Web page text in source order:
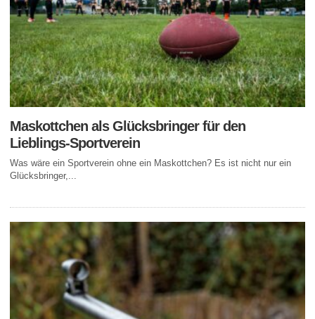
Maskottchen als Glücksbringer für den
Lieblings-Sportverein
Was wäre ein Sportverein ohne ein Maskottchen? Es ist nicht nur ein
Glücksbringer,...